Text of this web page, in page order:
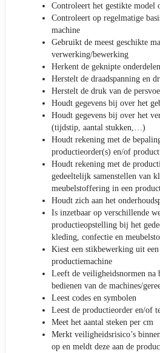
Controleert het gestikte model
Controleert op regelmatige
machine
Gebruikt de meest geschikte
verwerking/bewerking
Herkent de geknipte onderdelen
Herstelt de draadspanning en
Herstelt de druk van de
Houdt gegevens bij over het
Houdt gegevens bij over het
(tijdstip, aantal stukken,…)
Houdt rekening met de
productieorder(s) en/of
Houdt rekening met de
gedeeltelijk samenstellen van
meubelstoffering in een
Houdt zich aan het
Is inzetbaar op verschillende
productieopstelling bij het
kleding, confectie en
Kiest een stikbewerking uit
productiemachine
Leeft de veiligheidsnormen na
bedienen van de machines/
Leest codes en symbolen
Leest de productieorder en/of
Meet het aantal steken per cm
Merkt veiligheidsrisico’s
op en meldt deze aan de